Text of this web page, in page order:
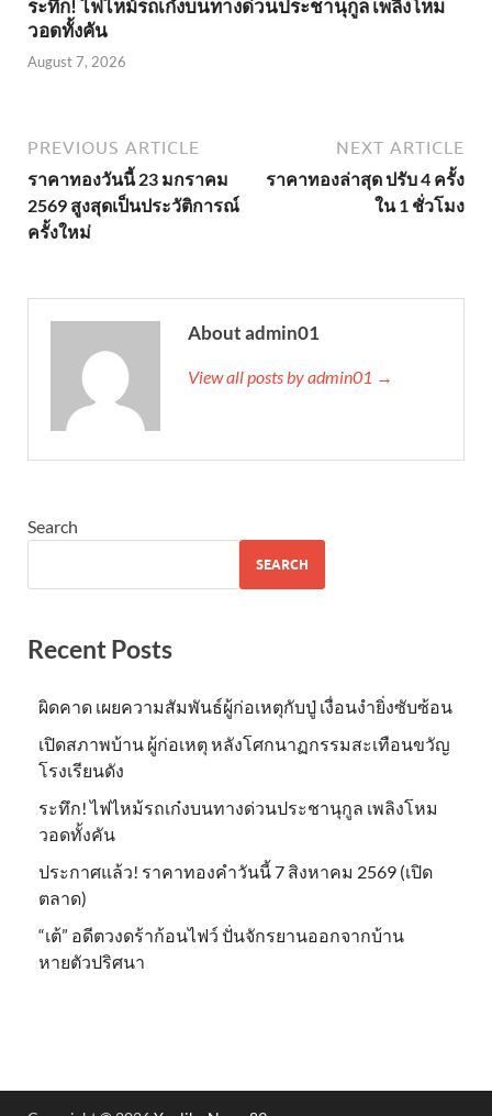
ระทึก! ไฟไหม้รถเก๋งบนทางด่วนประชานุกูล เพลิงโหม
วอดทั้งคัน
August 7, 2026
PREVIOUS ARTICLE
ราคาทองวันนี้ 23 มกราคม
2569 สูงสุดเป็นประวัติการณ์
ครั้งใหม่
NEXT ARTICLE
ราคาทองล่าสุด ปรับ 4 ครั้ง
ใน 1 ชั่วโมง
About admin01
View all posts by admin01 →
Search
SEARCH
Recent Posts
ผิดคาด เผยความสัมพันธ์ผู้ก่อเหตุกับปู่ เงื่อนงำยิ่งซับซ้อน
เปิดสภาพบ้าน ผู้ก่อเหตุ หลังโศกนาฏกรรมสะเทือนขวัญ
โรงเรียนดัง
ระทึก! ไฟไหม้รถเก๋งบนทางด่วนประชานุกูล เพลิงโหม
วอดทั้งคัน
ประกาศแล้ว! ราคาทองคำวันนี้ 7 สิงหาคม 2569 (เปิด
ตลาด)
“เต้” อดีตวงดร้าก้อนไฟว์ ปั่นจักรยานออกจากบ้าน
หายตัวปริศนา